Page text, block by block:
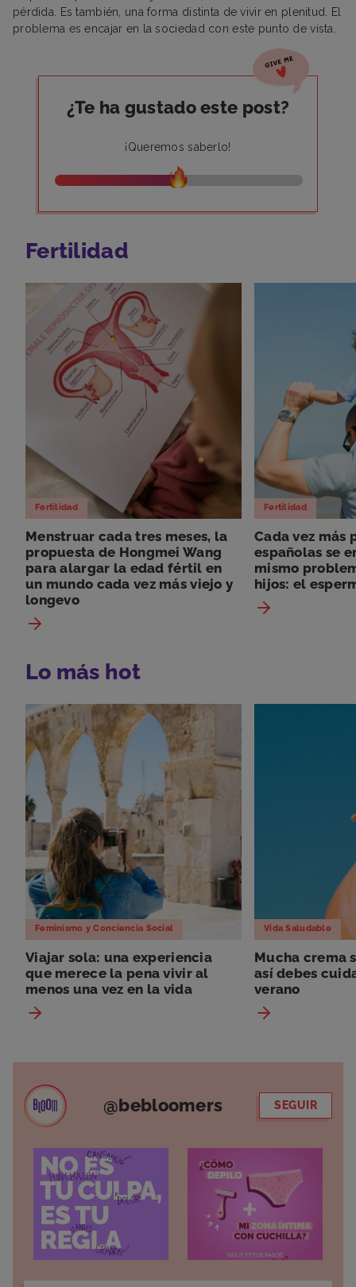
pérdida. Es también, una forma distinta de vivir en plenitud. El
problema es encajar en la sociedad con este punto de vista.
¿Te ha gustado este post?
¡Queremos saberlo!
Fertilidad
Fertilidad
Menstruar cada tres meses, la
propuesta de Hongmei Wang
para alargar la edad fértil en
un mundo cada vez más viejo y
longevo
Fertilidad
Cada vez más
españolas se
mismo
hijos: el
Lo más hot
Feminismo y Conciencia Social
Viajar sola: una experiencia
que merece la pena vivir al
menos una vez en la vida
Vida Saludable
Mucha crema
así debes
verano
@bebloomers SEGUIR